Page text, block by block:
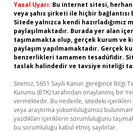
Yasal Uyarı: Bu internet sitesi,
veya şahıs şirketi ile hiçbir
Sitede yalnızca kendi hazırladığımız
paylaşılmaktadır. Burada yer alan
taşımamakta olup, gerçek kurum ve
paylaşım yapılmamaktadır. Gerçek
benzerlikleri tamamen tesadüfidir.
taslak halindedir ve tavsiye niteliği
Sitemiz, 5651 Sayılı Kanun gereğince Bilgi
Kurumu (BTK) tarafından onaylanmış bir
vermektedir. Bu nedenle, sitedeki
veya araştırma yükümlülüğümüz
yazdıkları içeriklerin sorumluluğunu
bu sorumluluğu kabul etmiş sayılırlar.